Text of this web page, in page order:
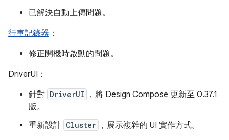
已解決自動上傳問題。
行車記錄器 ：
修正開機時啟動的問題。
DriverUI：
針對 DriverUI
，將 Design Compose 更新至 0.37.1
版。
重新設計 Cluster
，展示複雜的 UI 實作方式。